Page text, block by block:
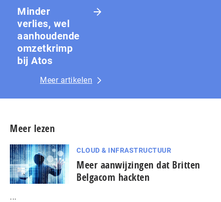
Minder
verlies, wel
aanhoudende
omzetkrimp
bij Atos
Meer artikelen
Meer lezen
CLOUD & INFRASTRUCTUUR
Meer aanwijzingen dat Britten
Belgacom hackten
...